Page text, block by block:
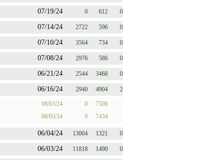
07/19/24 0 612 0
07/14/24 2722 596 0
07/10/24 3564 734 0
07/08/24 2976 586 0
06/21/24 2544 3468 0
06/16/24 2940 4904 2
08/03/24 0 7508
08/03/24 0 7434
06/04/24 13004 1321 0
06/03/24 11818 1490 0